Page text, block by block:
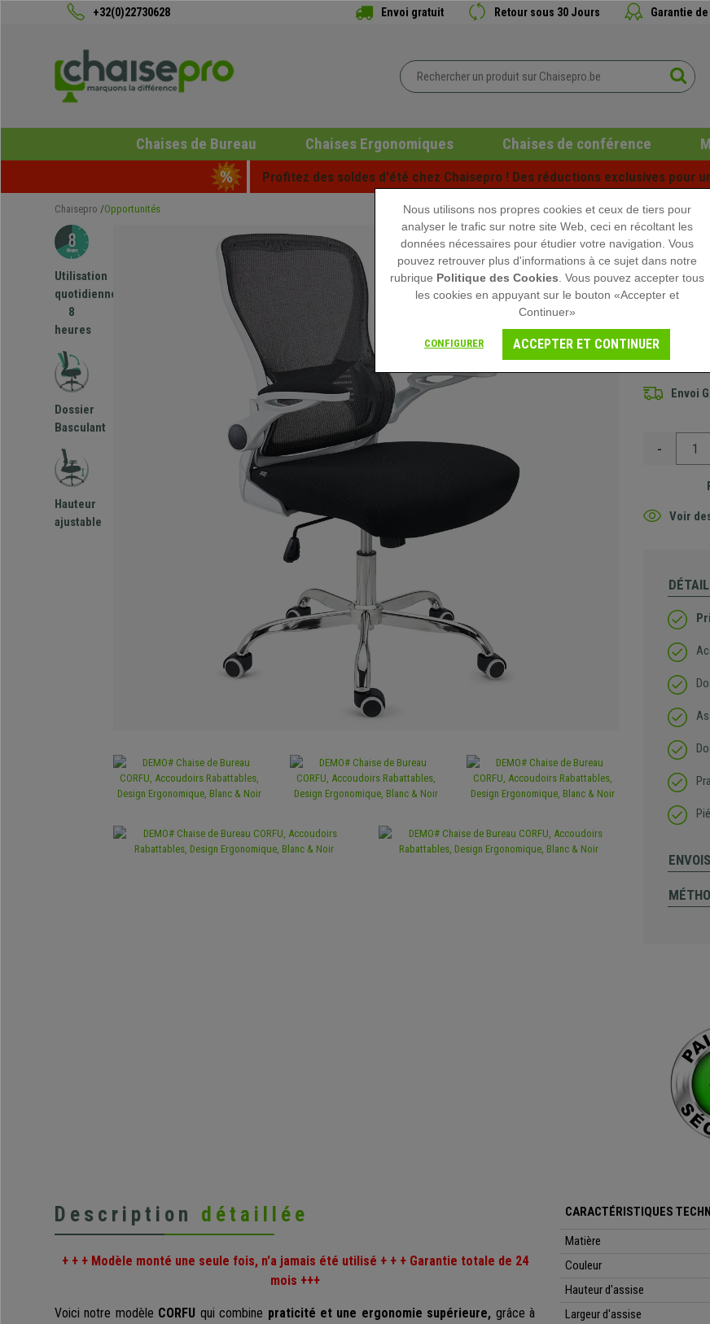
+32(0)22730628 Envoi gratuit Retour sous 30 Jours Garantie de
Chaises de Bureau Chaises Ergonomiques Chaises de conférence
Profitez des soldes d'été chez Chaisepro ! Des réductions exclusives pour
Chaisepro Opportunités
Utilisation
quotidienne
8
heures
Dossier
Basculant
Hauteur
ajustable
279,90 €
Envoi
-
Voir
Description détaillée
+ + + Modèle monté une seule fois, n'a jamais été utilisé + + + Garantie totale de 24
mois +++
Voici notre modèle CORFU qui combine praticité et une ergonomie supérieure, grâce à
CARACTÉRISTIQUES
Matière
Couleur
Hauteur d'assise
Largeur d'assise
Nous utilisons nos propres cookies et ceux de tiers pour
analyser le trafic sur notre site Web, ceci en récoltant les
données nécessaires pour étudier votre navigation. Vous
pouvez retrouver plus d'informations à ce sujet dans notre
rubrique Politique des Cookies . Vous pouvez accepter tous
les cookies en appuyant sur le bouton «Accepter et
Continuer»
CONFIGURER ACCEPTER ET CONTINUER